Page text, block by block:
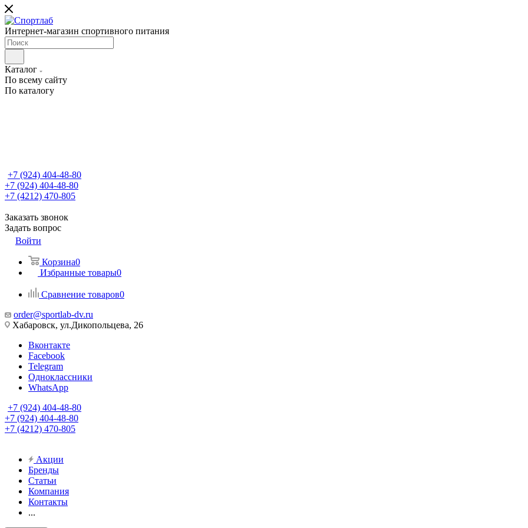
Интернет-магазин спортивного питания
Каталог
По всему сайту
По каталогу
+7 (924) 404-48-80
+7 (924) 404-48-80
+7 (4212) 470-805
Заказать звонок
Задать вопрос
Войти
Корзина0
Избранные товары0
Сравнение товаров0
order@sportlab-dv.ru
Хабаровск, ул.Дикопольцева, 26
Вконтакте
Facebook
Telegram
Одноклассники
WhatsApp
+7 (924) 404-48-80
+7 (924) 404-48-80
+7 (4212) 470-805
Акции
Бренды
Статьи
Компания
Контакты
...